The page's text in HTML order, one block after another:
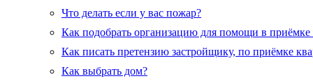
Что делать если у вас пожар?
Как подобрать организацию для помощи в приёмке
Как писать претензию застройщику, по приёмке
Как выбрать дом?